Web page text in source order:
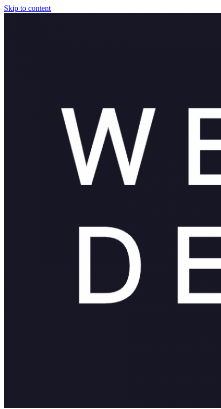
Skip to content